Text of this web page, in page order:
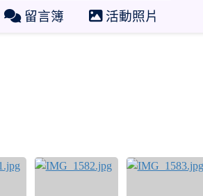
留言簿 活動照片